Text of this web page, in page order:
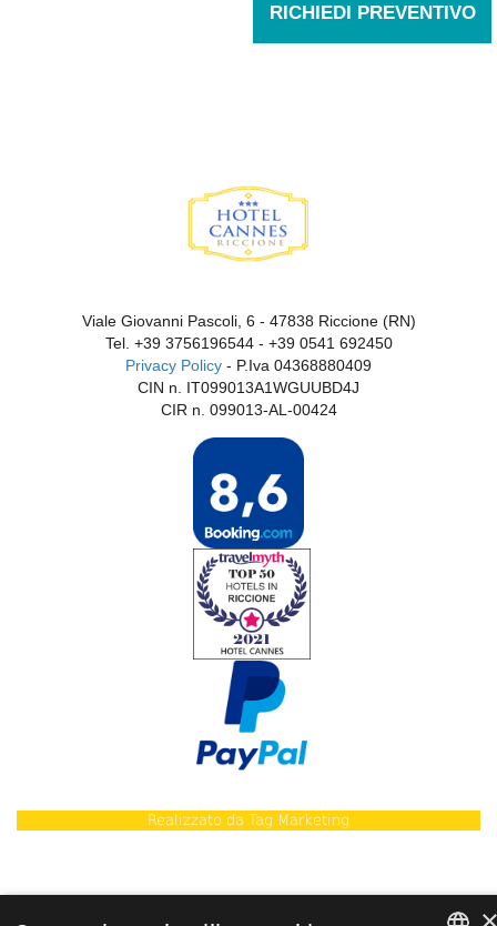
RICHIEDI PREVENTIVO
Viale Giovanni Pascoli, 6 - 47838 Riccione (RN)
Tel. +39 3756196544- +39 0541 692450
Privacy Policy - P.Iva 04368880409
CIN n. IT099013A1WGUUBD4J
CIR n. 099013-AL-00424
Realizzato da Tag Marketing